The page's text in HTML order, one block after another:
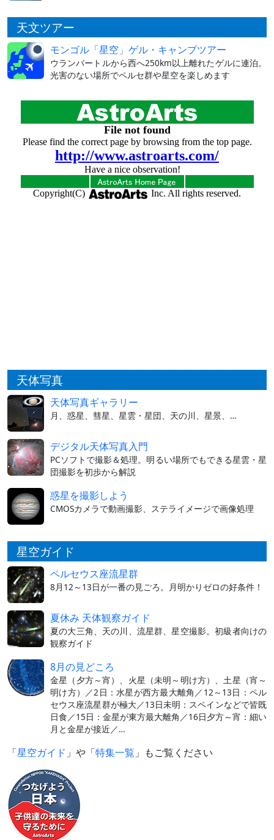
天文ツアー
モンゴル「星空」ゲル・キャンプツアー
ウランバートルから西へ250km以上離れたゲルに連泊。
光害のない場所でペルセ群や星空を楽しめます
天体写真
天体写真ギャラリー
月、惑星、彗星、星雲・星団、天の川、星景、…
デジタル天体写真入門
PCソフトで撮影＆処理。明るい場所でもできる星雲・星
団撮影を初歩から解説
惑星を撮影しよう
CMOSカメラで動画撮影、ステライメージで画像処理
星空ガイド
ペルセウス座流星群
8月12～13日が一番の見ごろ。月明かりゼロの好条件！
夏休み 天体観察ガイド
夏の大三角、天の川、流星群、星空撮影。初級者向けの
観察ガイド
8月の見どころ
金星（夕方～宵）、火星（未明～明け方）、土星（宵～
明け方）／2日：水星が西方最大離角／12～13日：ペル
セウス座流星群が極大／13日未明：スペインなどで皆既
日食／15日：金星が東方最大離角／16日夕方～宵：細い
月と金星が接近／…
「星空ガイド 」や「特集一覧 」もご覧ください